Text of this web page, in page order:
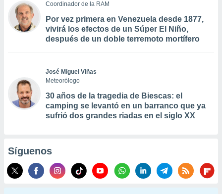
Coordinador de la RAM
Por vez primera en Venezuela desde 1877,
vivirá los efectos de un Súper El Niño,
después de un doble terremoto mortífero
José Miguel Viñas
Meteorólogo
30 años de la tragedia de Biescas: el
camping se levantó en un barranco que ya
sufrió dos grandes riadas en el siglo XX
Síguenos